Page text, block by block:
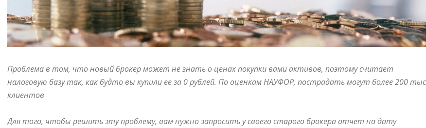
Проблема в том, что новый брокер может не знать о ценах покупки вами активов, поэтому считает
налоговую базу так, как будто вы купили ее за 0 рублей. По оценкам НАУФОР, пострадать могут более 200 тыс
клиентов
Для того, чтобы решить эту проблему, вам нужно запросить у своего старого брокера отчет на дату